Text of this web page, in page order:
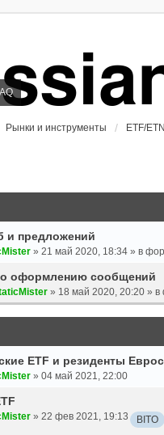
Рынки и инструменты ETF/ETN
и предложений
» 21 май 2020, 18:34 » в
оформлению сообщений
» 18 май 2020, 20:20 » в
ETF и резиденты
» 04 май 2021, 22:00
» 22 фев 2021, 19:13 BITO